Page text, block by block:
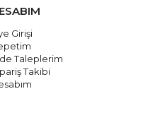
Girişi
Taleplerim
Takibi